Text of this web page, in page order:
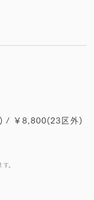
。
/ ￥8,800(23区外)